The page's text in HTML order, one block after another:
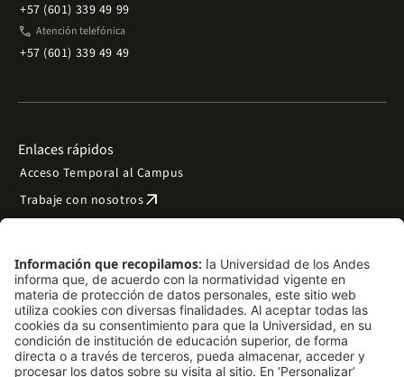
+57 (601) 339 49 99
phone Atención telefónica
+57 (601) 339 49 49
Enlaces rápidos
Acceso Temporal al Campus
Trabaje con nosotrosarrow_outward
Preguntas frecuentes
Filantropía y donacionesarrow_outward
Mapa del sitio arrow_outward